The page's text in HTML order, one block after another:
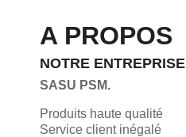
A PROPOS
NOTRE ENTREPRISE
SASU PSM.
Produits haute qualité
Service client inégalé